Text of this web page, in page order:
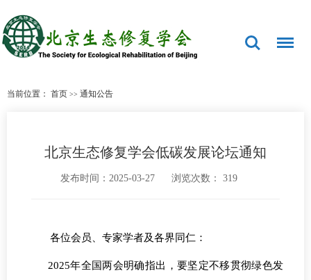
当前位置： 首页 >> 通知公告
北京生态修复学会低碳发展论坛通知
发布时间：2025-03-27 浏览次数： 319
各位会员、专家学者及各界同仁：
2025年全国两会明确指出，要坚定不移贯彻绿色发